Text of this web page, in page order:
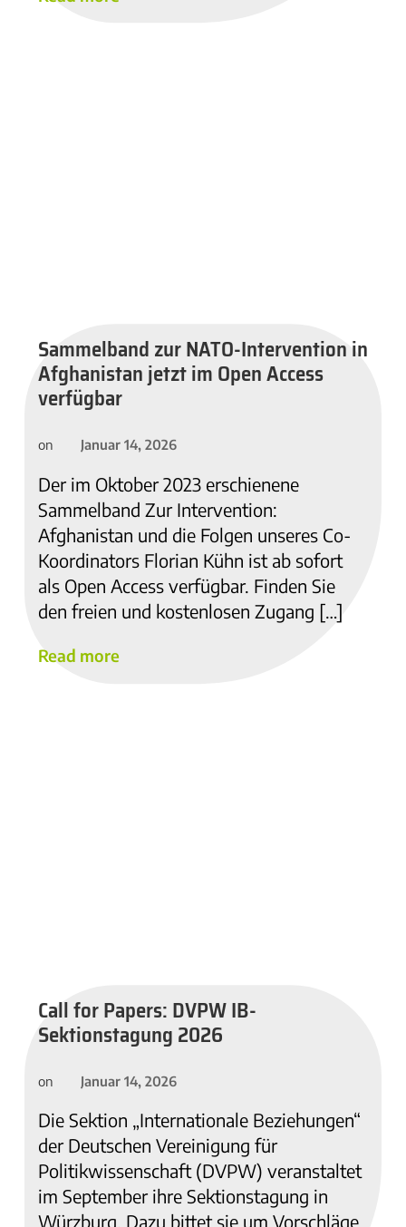
Sammelband zur NATO-Intervention in
Afghanistan jetzt im Open Access
verfügbar
on Januar 14, 2026
Der im Oktober 2023 erschienene
Sammelband Zur Intervention:
Afghanistan und die Folgen unseres Co-
Koordinators Florian Kühn ist ab sofort
als Open Access verfügbar. Finden Sie
den freien und kostenlosen Zugang […]
Read more
Call for Papers: DVPW IB-
Sektionstagung 2026
on Januar 14, 2026
Die Sektion „Internationale Beziehungen“
der Deutschen Vereinigung für
Politikwissenschaft (DVPW) veranstaltet
im September ihre Sektionstagung in
Würzburg. Dazu bittet sie um Vorschläge